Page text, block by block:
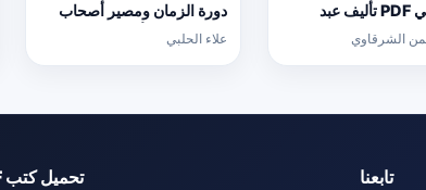
الإسلامي PDF تأليف عبد
الشرقاوي مجانا
الشرقاوي
دورة الزمان ومصير أصحاب
علاء الحلبي
تابعنا تحميل كتب PDF مجانا – كتب كو